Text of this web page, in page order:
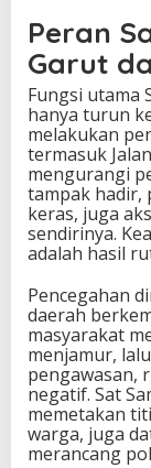
Peran
Garut
Fungsi utama
hanya turun
melakukan
termasuk
mengurangi
tampak hadir,
keras, juga
sendirinya.
adalah hasil
Pencegahan
daerah
masyarakat
menjamur,
pengawasan,
negatif. Sat
memetakan
warga, juga
merancang